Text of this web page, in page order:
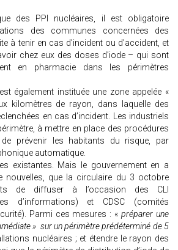
des PPI nucléaires, il est obligatoire
des communes concernées des
à tenir en cas d’incident ou d’accident, et
chez eux des doses d’iode – qui sont
en pharmacie dans les périmètres
également instituée une zone appelée «
kilomètres de rayon, dans laquelle des
en cas d’incident. Les industriels
à mettre en place des procédures
de prévenir les habitants du risque, par
automatique.
existantes. Mais le gouvernement en a
nouvelles, que la circulaire du 3 octobre
de diffuser à l’occasion des CLI
d’informations) et CDSC (comités
Parmi ces mesures : «préparer une
» sur un périmètre prédéterminé de 5
nucléaires ; et étendre le rayon des